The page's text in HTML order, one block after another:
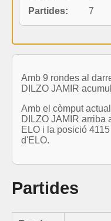
Partides:
7
Amb 9 rondes al
DILZO JAMIR
Amb el còmput
DILZO JAMIR arriba
ELO i la posició
d'ELO.
Partides